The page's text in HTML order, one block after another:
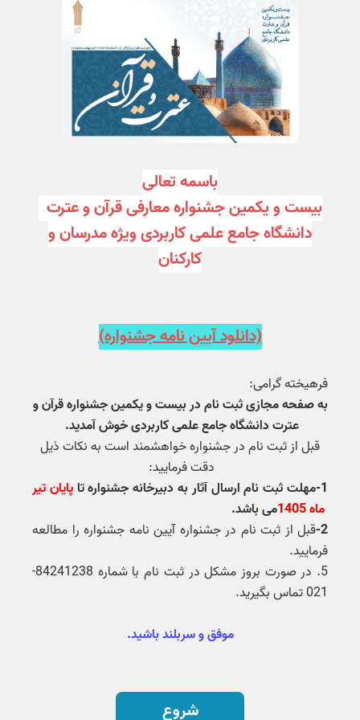
باسمه تعالی
بیست و یکمین جشنواره معارفی قرآن و عترت
دانشگاه جامع علمی کاربردی ویژه مدرسان و
کارکنان
(دانلود آیین نامه جشنواره)
فرهیخته گرامی:
به صفحه مجازی ثبت نام در بیست و یکمین جشنواره قرآن و
عترت دانشگاه جامع علمی کاربردی خوش آمدید.
قبل از ثبت نام در جشنواره خواهشمند است به نکات ذیل
دقت فرمایید:
1-مهلت ثبت نام ارسال آثار به دبیرخانه جشنواره تا
پایان تیر
ماه 1405
می باشد.
2- قبل از ثبت نام در جشنواره آیین نامه جشنواره را مطالعه
فرمایید.
5. در صورت بروز مشکل در ثبت نام با شماره 84241238-
021 تماس بگیرید.
موفق و سربلند باشید.
شروع